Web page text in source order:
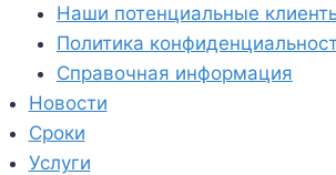
Наши потенциальные
Политика
Справочная информация
Новости
Сроки
Услуги